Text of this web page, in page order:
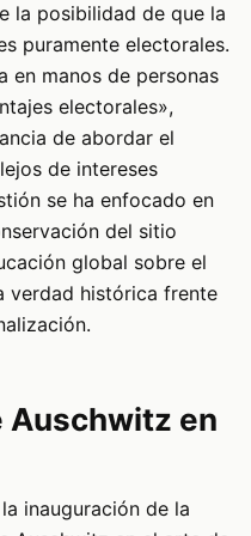
la posibilidad de que la
puramente electorales.
en manos de personas
electorales»,
de abordar el
de intereses
se ha enfocado en
del sitio
global sobre el
verdad histórica frente
Auschwitz en
inauguración de la